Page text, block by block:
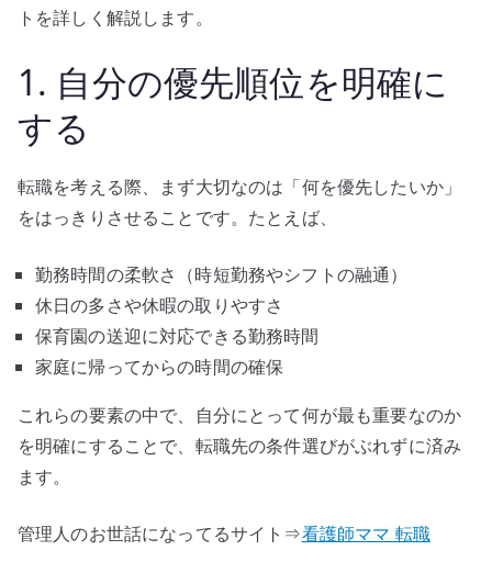
トを詳しく解説します。
1. 自分の優先順位を明確に
する
転職を考える際、まず大切なのは「何を優先したいか」
をはっきりさせることです。たとえば、
勤務時間の柔軟さ（時短勤務やシフトの融通）
休日の多さや休暇の取りやすさ
保育園の送迎に対応できる勤務時間
家庭に帰ってからの時間の確保
これらの要素の中で、自分にとって何が最も重要なのか
を明確にすることで、転職先の条件選びがぶれずに済み
ます。
管理人のお世話になってるサイト⇒看護師ママ 転職